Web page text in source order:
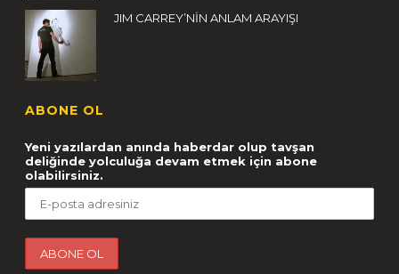
JIM CARREY’NİN ANLAM ARAYIŞI
ABONE OL
Yeni yazılardan anında haberdar olup tavşan
deliğinde yolculuğa devam etmek için abone
olabilirsiniz.